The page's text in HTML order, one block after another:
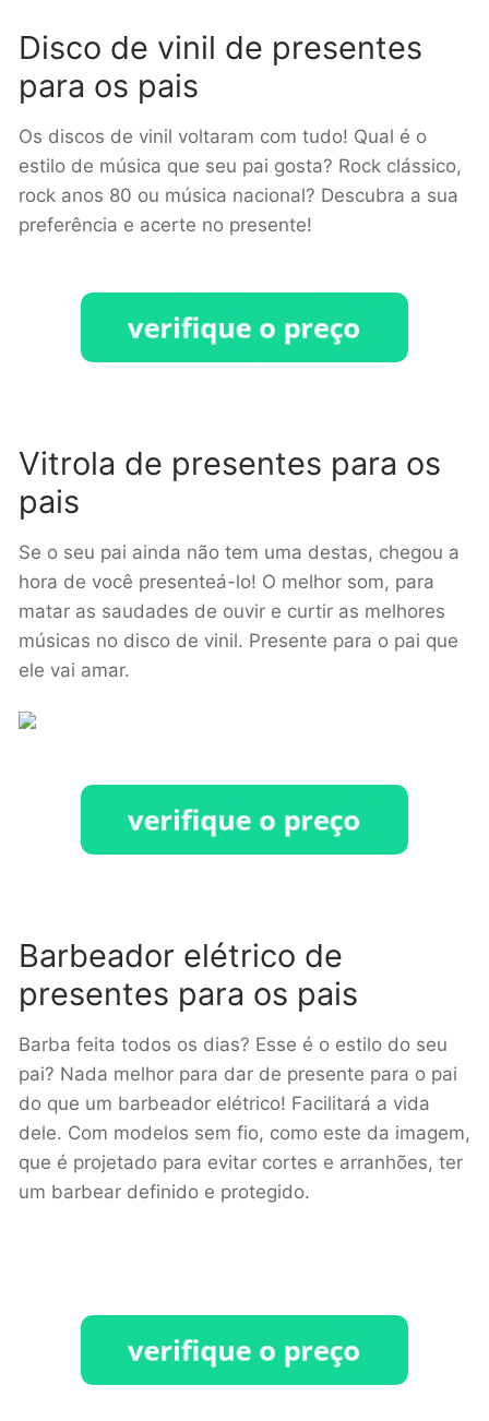
Disco de vinil de presentes
para os pais
Os discos de vinil voltaram com tudo! Qual é o
estilo de música que seu pai gosta? Rock clássico,
rock anos 80 ou música nacional? Descubra a sua
preferência e acerte no presente!
Vitrola de presentes para os
pais
Se o seu pai ainda não tem uma destas, chegou a
hora de você presenteá-lo! O melhor som, para
matar as saudades de ouvir e curtir as melhores
músicas no disco de vinil. Presente para o pai que
ele vai amar.
Barbeador elétrico de
presentes para os pais
Barba feita todos os dias? Esse é o estilo do seu
pai? Nada melhor para dar de presente para o pai
do que um barbeador elétrico! Facilitará a vida
dele. Com modelos sem fio, como este da imagem,
que é projetado para evitar cortes e arranhões, ter
um barbear definido e protegido.